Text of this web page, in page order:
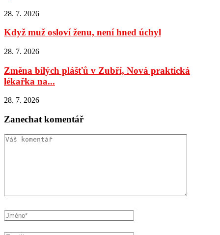
28. 7. 2026
Když muž osloví ženu, není hned úchyl
28. 7. 2026
Změna bílých plášťů v Zubří, Nová praktická
lékařka na...
28. 7. 2026
Zanechat komentář